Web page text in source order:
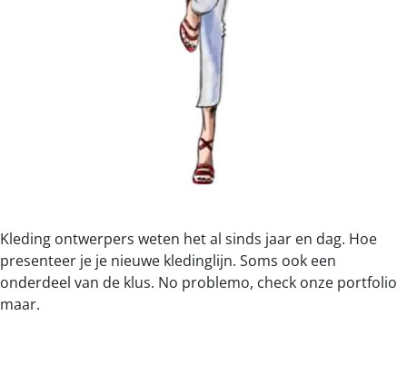
Kleding ontwerpers weten het al sinds jaar en dag. Hoe
presenteer je je nieuwe kledinglijn. Soms ook een
onderdeel van de klus. No problemo, check onze portfolio
maar.